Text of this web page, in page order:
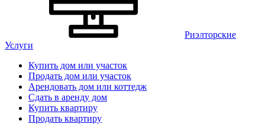
Риэлторские
Услуги
Купить дом или участок
Продать дом или участок
Арендовать дом или коттедж
Сдать в аренду дом
Купить квартиру
Продать квартиру